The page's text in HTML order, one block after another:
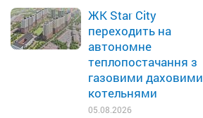
ЖК Star City
переходить на
автономне
теплопостачання з
газовими даховими
котельнями
05.08.2026